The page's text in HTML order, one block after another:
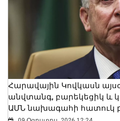
Հարավային Կովկասն
անվտանգ, բարեկեցիկ և
ԱՄՆ նախագահի հատուկ